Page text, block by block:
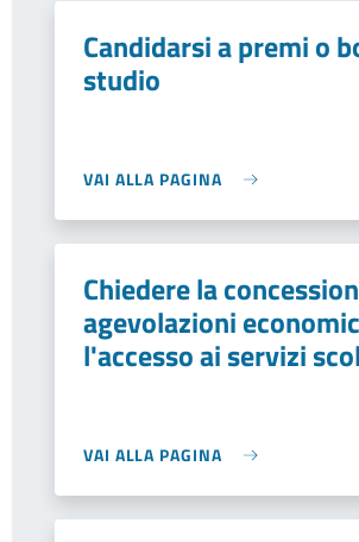
Candidarsi a premi o
studio
VAI ALLA PAGINA
Chiedere la
agevolazioni
l'accesso ai servizi
VAI ALLA PAGINA